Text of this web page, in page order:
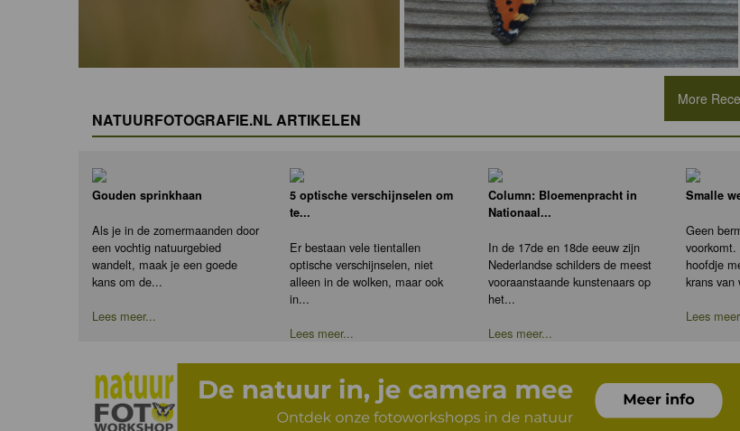
More
NATUURFOTOGRAFIE.NL ARTIKELEN
Gouden sprinkhaan
Als je in de zomermaanden door
een vochtig natuurgebied
wandelt, maak je een goede
kans om de...
Lees meer...
5 optische verschijnselen om
te...
Er bestaan vele tientallen
optische verschijnselen, niet
alleen in de wolken, maar ook
in...
Lees meer...
Column: Bloemenpracht in
Nationaal...
In de 17de en 18de eeuw zijn
Nederlandse schilders de meest
vooraanstaande kunstenaars op
het...
Lees meer...
Smalle
Geen
hoofdje
krans van
Lees